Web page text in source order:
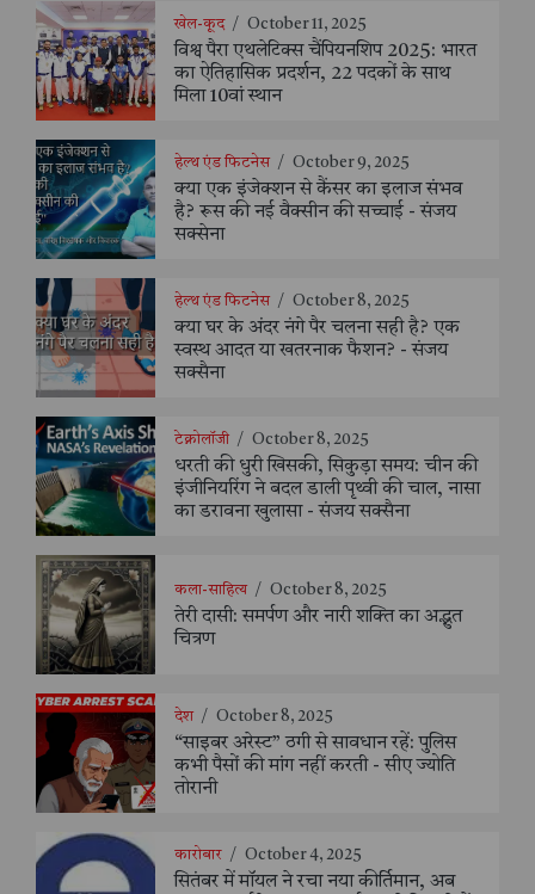
खेल-कूद / October 11, 2025
विश्व पैरा एथलेटिक्स चैंपियनशिप 2025: भारत
का ऐतिहासिक प्रदर्शन, 22 पदकों के साथ
मिला 10वां स्थान
हेल्थ एंड फिटनेस / October 9, 2025
क्या एक इंजेक्शन से कैंसर का इलाज संभव
है? रूस की नई वैक्सीन की सच्चाई - संजय
सक्सेना
हेल्थ एंड फिटनेस / October 8, 2025
क्या घर के अंदर नंगे पैर चलना सही है? एक
स्वस्थ आदत या खतरनाक फैशन? - संजय
सक्सैना
टेक्नोलॉजी / October 8, 2025
धरती की धुरी खिसकी, सिकुड़ा समय: चीन की
इंजीनियरिंग ने बदल डाली पृथ्वी की चाल, नासा
का डरावना खुलासा - संजय सक्सैना
कला-साहित्य / October 8, 2025
तेरी दासी: समर्पण और नारी शक्ति का अद्भुत
चित्रण
देश / October 8, 2025
“साइबर अरेस्ट” ठगी से सावधान रहें: पुलिस
कभी पैसों की मांग नहीं करती - सीए ज्योति
तोरानी
कारोबार / October 4, 2025
सितंबर में मॉयल ने रचा नया कीर्तिमान, अब